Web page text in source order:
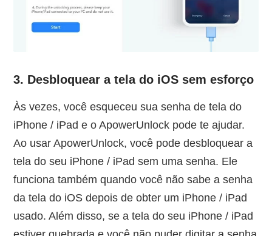
3. Desbloquear a tela do iOS sem esforço
Às vezes, você esqueceu sua senha de tela do
iPhone / iPad e o ApowerUnlock pode te ajudar.
Ao usar ApowerUnlock, você pode desbloquear a
tela do seu iPhone / iPad sem uma senha. Ele
funciona também quando você não sabe a senha
da tela do iOS depois de obter um iPhone / iPad
usado. Além disso, se a tela do seu iPhone / iPad